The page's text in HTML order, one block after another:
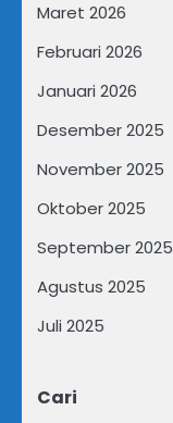
Maret 2026
Februari 2026
Januari 2026
Desember 2025
November 2025
Oktober 2025
September 2025
Agustus 2025
Juli 2025
Cari